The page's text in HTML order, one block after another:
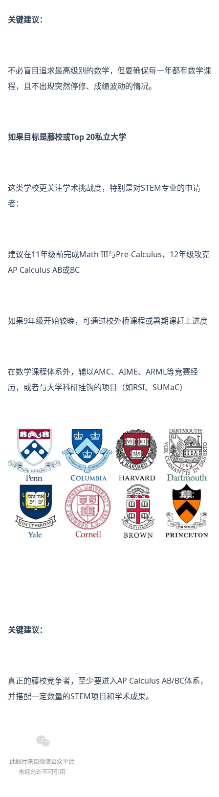
关键建议：
不必盲目追求最高级别的数学，但要确保每一年都有数学课
程，且不出现突然停修、成绩波动的情况。
如果目标是藤校或Top 20私立大学
这类学校更关注学术挑战度，特别是对STEM专业的申请
者：
建议在11年级前完成Math III与Pre-Calculus，12年级攻克
AP Calculus AB或BC
如果9年级开始较晚，可通过校外桥课程或暑期课赶上进度
在数学课程体系外，辅以AMC、AIME、ARML等竞赛经
历，或者与大学科研挂钩的项目（如RSI、SUMaC）
关键建议：
真正的藤校竞争者，至少要进入AP Calculus AB/BC体系，
并搭配一定数量的STEM项目和学术成果。